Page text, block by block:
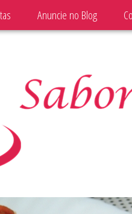
Anuncie no Blog